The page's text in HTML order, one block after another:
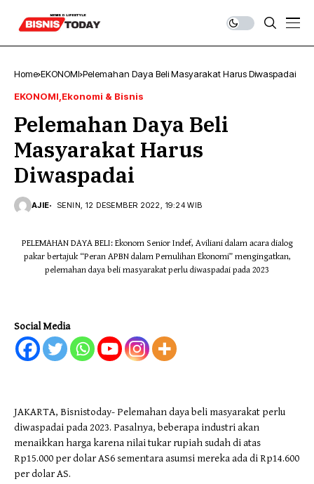
Home EKONOMI Pelemahan Daya Beli Masyarakat Harus Diwaspadai
EKONOMI Ekonomi & Bisnis
Pelemahan Daya Beli
Masyarakat Harus
Diwaspadai
AJIE SENIN, 12 DESEMBER 2022, 19:24 WIB
PELEMAHAN DAYA BELI: Ekonom Senior Indef, Aviliani dalam acara dialog
pakar bertajuk “Peran APBN dalam Pemulihan Ekonomi” mengingatkan,
pelemahan daya beli masyarakat perlu diwaspadai pada 2023
Social Media
JAKARTA, Bisnistoday- Pelemahan daya beli masyarakat perlu
diwaspadai pada 2023. Pasalnya, beberapa industri akan
menaikkan harga karena nilai tukar rupiah sudah di atas
Rp15.000 per dolar AS6 sementara asumsi mereka ada di Rp14.600
per dolar AS.